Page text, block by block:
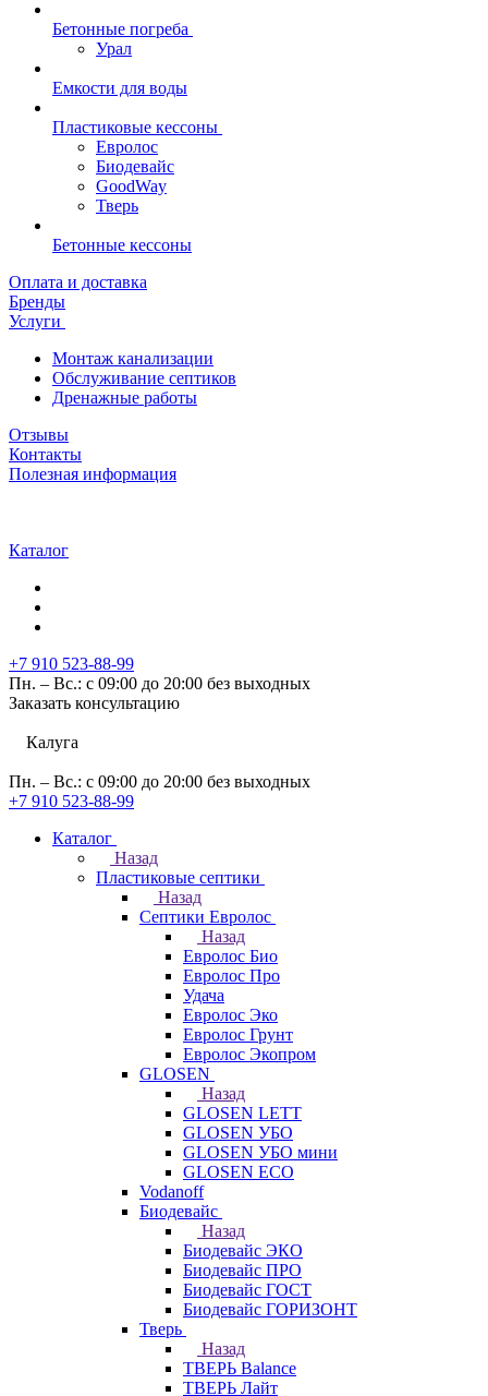
Бетонные погреба
Урал
Емкости для воды
Пластиковые кессоны
Евролос
Биодевайс
GoodWay
Тверь
Бетонные кессоны
Оплата и доставка
Бренды
Услуги
Монтаж канализации
Обслуживание септиков
Дренажные работы
Отзывы
Контакты
Полезная информация
Каталог
+7 910 523-88-99
Пн. – Вс.: с 09:00 до 20:00 без выходных
Заказать консультацию
Калуга
Пн. – Вс.: с 09:00 до 20:00 без выходных
+7 910 523-88-99
Каталог
Назад
Пластиковые септики
Назад
Септики Евролос
Назад
Евролос Био
Евролос Про
Удача
Евролос Эко
Евролос Грунт
Евролос Экопром
GLOSEN
Назад
GLOSEN LETT
GLOSEN УБО
GLOSEN УБО мини
GLOSEN ECO
Vodanoff
Биодевайс
Назад
Биодевайс ЭКО
Биодевайс ПРО
Биодевайс ГОСТ
Биодевайс ГОРИЗОНТ
Тверь
Назад
ТВЕРЬ Balance
ТВЕРЬ Лайт